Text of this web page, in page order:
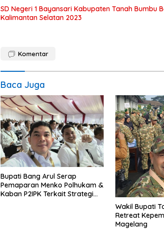
SD Negeri 1 Bayansari Kabupaten Tanah
Kalimantan Selatan 2023
Komentar
Baca Juga
Bupati Bang Arul Serap
Pemaparan Menko Polhukam &
Kaban P2IPK Terkait Strategi
Wakil Bupati
Retreat
Magelang